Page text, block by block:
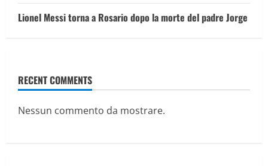
Lionel Messi torna a Rosario dopo la morte del padre Jorge
RECENT COMMENTS
Nessun commento da mostrare.